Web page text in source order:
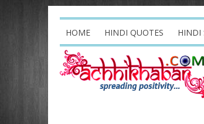
HOME HINDI QUOTES HINDI